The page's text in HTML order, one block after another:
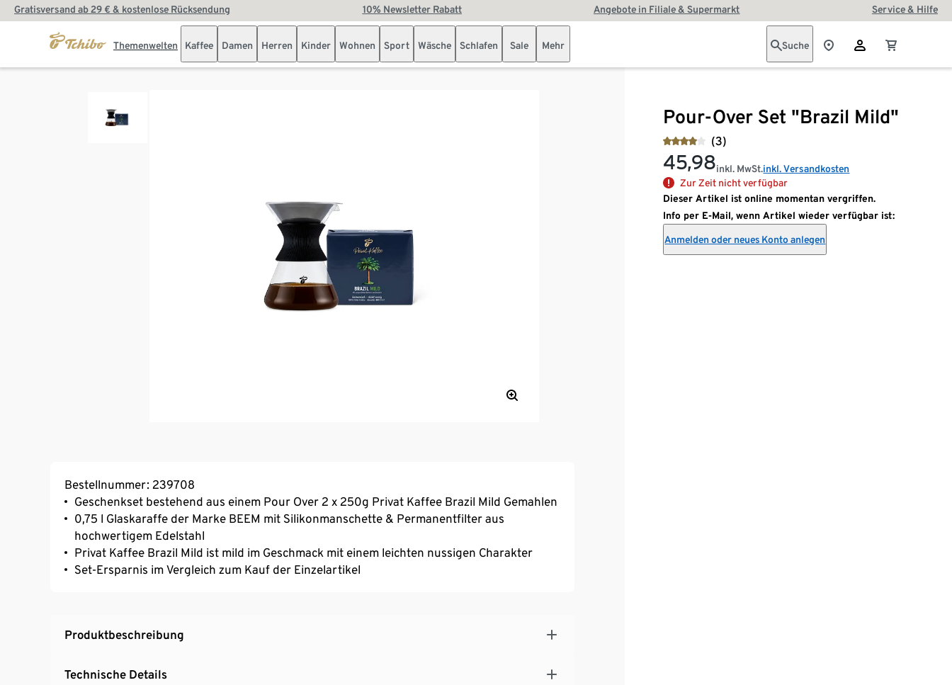
Gratisversand ab 29 € & kostenlose Rücksendung 10% Newsletter Rabatt Angebote in Filiale & Supermarkt Service & Hilfe
Themenwelten Kaffee Damen Herren Kinder Wohnen Sport Wäsche Schlafen Sale Mehr Suche
Pour-Over Set "Brazil Mild"
(3)
45,98inkl. MwSt.inkl. Versandkosten
Zur Zeit nicht verfügbar
Dieser Artikel ist online momentan vergriffen.
Info per E-Mail, wenn Artikel wieder verfügbar ist:
Anmelden oder neues Konto anlegen
Bestellnummer: 239708
Geschenkset bestehend aus einem Pour Over 2 x 250g Privat Kaffee Brazil Mild Gemahlen
0,75 l Glaskaraffe der Marke BEEM mit Silikonmanschette & Permanentfilter aus
hochwertigem Edelstahl
Privat Kaffee Brazil Mild ist mild im Geschmack mit einem leichten nussigen Charakter
Set-Ersparnis im Vergleich zum Kauf der Einzelartikel
Produktbeschreibung
Technische Details